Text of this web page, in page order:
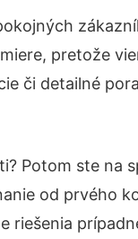
pretože
či detailné
Potom ste na
od prvého
riešenia